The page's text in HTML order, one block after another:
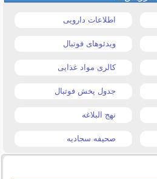
اطلاعات دارویی
ویدئوهای فوتبال
کالری مواد غذایی
جدول پخش فوتبال
نهج البلاغه
صحیفه سجادیه